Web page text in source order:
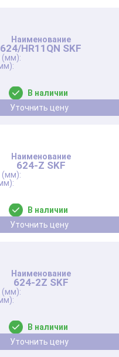
624/HR11QN SKF
В наличии
Уточнить цену
624-Z SKF
В наличии
Уточнить цену
624-2Z SKF
В наличии
Уточнить цену